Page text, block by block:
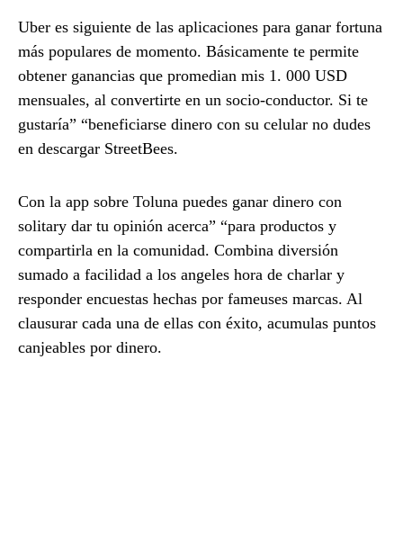
Uber es siguiente de las aplicaciones para ganar fortuna
más populares de momento. Básicamente te permite
obtener ganancias que promedian mis 1. 000 USD
mensuales, al convertirte en un socio-conductor. Si te
gustaría” “beneficiarse dinero con su celular no dudes
en descargar StreetBees.
Con la app sobre Toluna puedes ganar dinero con
solitary dar tu opinión acerca” “para productos y
compartirla en la comunidad. Combina diversión
sumado a facilidad a los angeles hora de charlar y
responder encuestas hechas por fameuses marcas. Al
clausurar cada una de ellas con éxito, acumulas puntos
canjeables por dinero.